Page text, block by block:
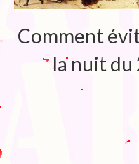
Comment
la nuit du